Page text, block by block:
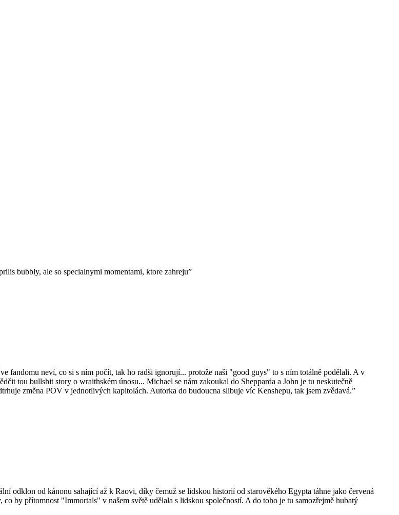
bubbly, ale so specialnymi momentami, ktore zahreju”
fandomu neví, co si s ním počít, tak ho radši ignorují... protože naši "good guys" to s ním totálně podělali. A v
tou bullshit story o wraithském únosu... Michael se nám zakoukal do Shepparda a John je tu neskutečně
změna POV v jednotlivých kapitolách. Autorka do budoucna slibuje víc Kenshepu, tak jsem zvědavá.”
odklon od kánonu sahající až k Raovi, díky čemuž se lidskou historií od starověkého Egypta táhne jako červená
by přítomnost "Immortals" v našem světě udělala s lidskou společností. A do toho je tu samozřejmě hubatý